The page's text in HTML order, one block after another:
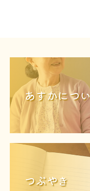
あすかにつ
つぶやき